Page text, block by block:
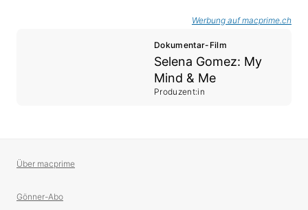
Werbung auf macprime.ch
Dokumentar-Film
Selena Gomez: My
Mind & Me
Produzent:in
Über macprime
Gönner-Abo